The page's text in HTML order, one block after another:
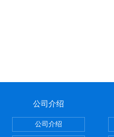
公司介绍
公司介绍